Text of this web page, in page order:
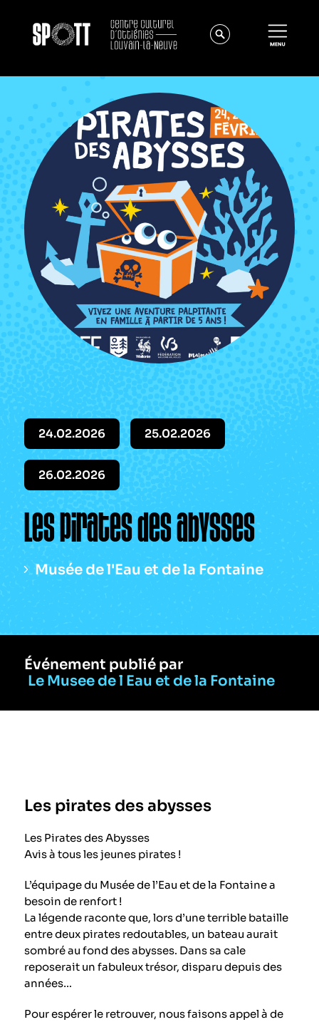
Actualités
À propos
Équipe
Instances
Offres d'emploi
Le périodique
Contact
24.02.2026 25.02.2026
26.02.2026
Les pirates des abysses
Musée de l'Eau et de la Fontaine
Événement publié par
Le Musee de l Eau et de la Fontaine
Les pirates des abysses
Les Pirates des Abysses
Avis à tous les jeunes pirates !
L’équipage du Musée de l’Eau et de la Fontaine a
besoin de renfort !
La légende raconte que, lors d’une terrible bataille
entre deux pirates redoutables, un bateau aurait
sombré au fond des abysses. Dans sa cale
reposerait un fabuleux trésor, disparu depuis des
années…
Pour espérer le retrouver, nous faisons appel à de